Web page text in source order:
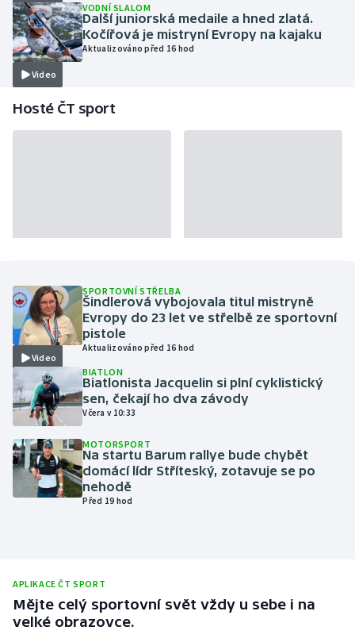
Video
VODNÍ SLALOM
Další juniorská medaile a hned zlatá.
Kočířová je mistryní Evropy na kajaku
Aktualizováno před 16 hod
Hosté ČT sport
Video
SPORTOVNÍ STŘELBA
Šindlerová vybojovala titul mistryně
Evropy do 23 let ve střelbě ze sportovní
pistole
Aktualizováno před 16 hod
BIATLON
Biatlonista Jacquelin si plní cyklistický
sen, čekají ho dva závody
Včera v 10:33
MOTORSPORT
Na startu Barum rallye bude chybět
domácí lídr Stříteský, zotavuje se po
nehodě
Před 19 hod
APLIKACE ČT SPORT
Mějte celý sportovní svět vždy u sebe i na
velké obrazovce.